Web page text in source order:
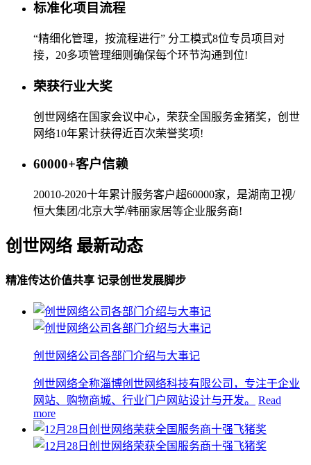
标准化项目流程
“精细化管理，按流程进行” 分工模式8位专员项目对
接，20多项管理细则确保每个环节沟通到位!
荣获行业大奖
创世网络在国家会议中心，荣获全国服务金猪奖，创世
网络10年累计获得近百次荣誉奖项!
60000+客户信赖
20010-2020十年累计服务客户超60000家，是湖南卫视/
恒大集团/北京大学/韩丽家居等企业服务商!
创世网络 最新动态
精准传达价值共享 记录创世发展脚步
创世网络公司各部门介绍与大事记
创世网络全称淄博创世网络科技有限公司，专注于企业
网站、购物商城、行业门户网站设计与开发。
Read
more